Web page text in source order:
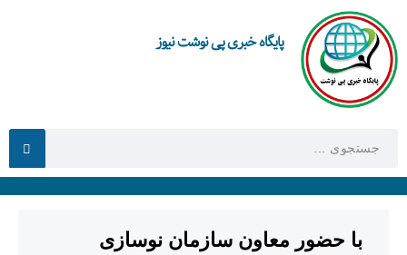
پایگاه خبری پی نوشت نیوز
با حضور معاون سازمان نوسازی